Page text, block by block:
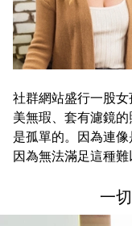
社群網站盛行一股女
美無瑕、套有濾鏡
是孤單的。因為連
因為無法滿足這種難
一